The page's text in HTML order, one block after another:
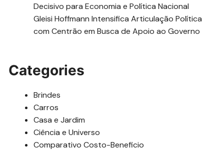
Decisivo para Economia e Política Nacional
Gleisi Hoffmann Intensifica Articulação Política
com Centrão em Busca de Apoio ao Governo
Categories
Brindes
Carros
Casa e Jardim
Ciência e Universo
Comparativo Costo-Beneficio